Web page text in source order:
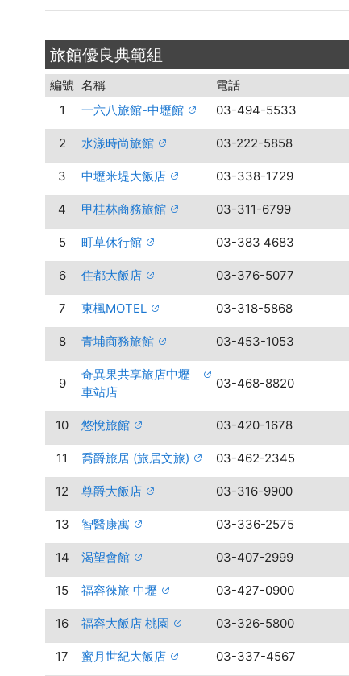
旅館優良典範組
編號 名稱 電話
1
一六八旅館-中壢館 03-494-5533
2 水漾時尚旅館 03-222-5858
3 中壢米堤大飯店 03-338-1729
4 甲桂林商務旅館 03-311-6799
5 町草休行館 03-383 4683
6 住都大飯店 03-376-5077
7 東楓MOTEL 03-318-5868
8 青埔商務旅館 03-453-1053
9
奇異果共享旅店中壢
車站店
03-468-8820
10 悠悅旅館 03-420-1678
11 喬爵旅居 (旅居文旅) 03-462-2345
12 尊爵大飯店 03-316-9900
13 智醫康寓 03-336-2575
14 渴望會館 03-407-2999
15 福容徠旅 中壢 03-427-0900
16 福容大飯店 桃園 03-326-5800
17 蜜月世紀大飯店 03-337-4567